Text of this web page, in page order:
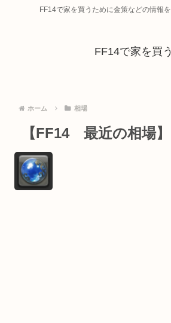
FF14で家を買うために金策などの情報を
FF14で家を買う
ホーム 相場
【FF14 最近の相場